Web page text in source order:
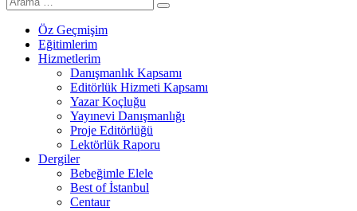
Öz Geçmişim
Eğitimlerim
Hizmetlerim
Danışmanlık Kapsamı
Editörlük Hizmeti Kapsamı
Yazar Koçluğu
Yayınevi Danışmanlığı
Proje Editörlüğü
Lektörlük Raporu
Dergiler
Bebeğimle Elele
Best of İstanbul
Centaur